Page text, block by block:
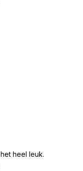
heel leuk.